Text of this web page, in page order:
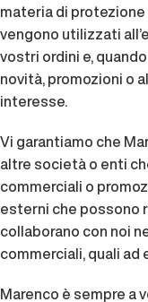
materia di
vengono utilizzati
vostri ordini e,
novità, promozioni o
interesse.
Vi garantiamo che
altre società o enti
commerciali o
esterni che possono
collaborano con noi
commerciali, quali ad
Marenco è sempre a